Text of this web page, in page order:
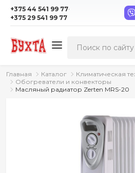
+375 44 541 99 77·
+375 29 541 99 77
Главная Каталог
Климатическая
Обогреватели и конвекторы
Масляный радиатор Zerten MRS-20